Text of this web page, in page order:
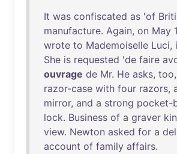
It was confiscated as 'of
manufacture. Again, on May
wrote to Mademoiselle Luci,
She is requested 'de faire
ouvrage de Mr. He asks, too,
razor-case with four razors,
mirror, and a strong pocket-
lock. Business of a graver
view. Newton asked for a
account of family affairs.